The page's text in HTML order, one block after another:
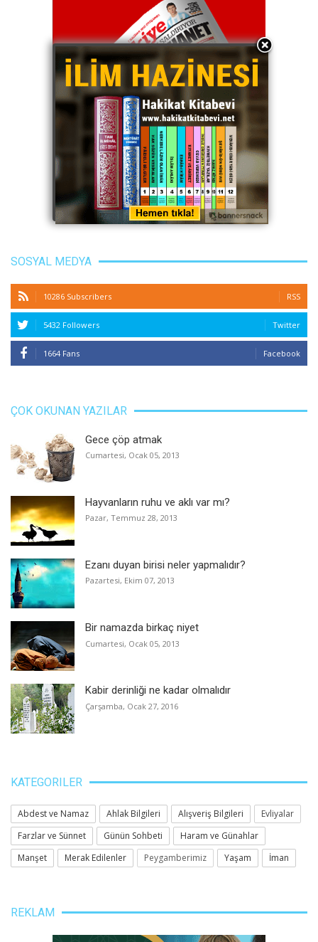
SOSYAL MEDYA
10286 Subscribers RSS
5432 Followers Twitter
1664 Fans Facebook
ÇOK OKUNAN YAZILAR
Gece çöp atmak
Cumartesi, Ocak 05, 2013
Hayvanların ruhu ve aklı var mı?
Pazar, Temmuz 28, 2013
Ezanı duyan birisi neler yapmalıdır?
Pazartesi, Ekim 07, 2013
Bir namazda birkaç niyet
Cumartesi, Ocak 05, 2013
Kabir derinliği ne kadar olmalıdır
Çarşamba, Ocak 27, 2016
KATEGORILER
Abdest ve Namaz Ahlak Bilgileri Alışveriş Bilgileri
Evliyalar
Farzlar ve Sünnet
Günün Sohbeti
Haram ve Günahlar
Manşet
Merak Edilenler Peygamberimiz Yaşam İman
REKLAM